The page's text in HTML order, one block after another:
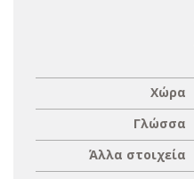
Χώρα
Γλώσσα
Άλλα στοιχεία